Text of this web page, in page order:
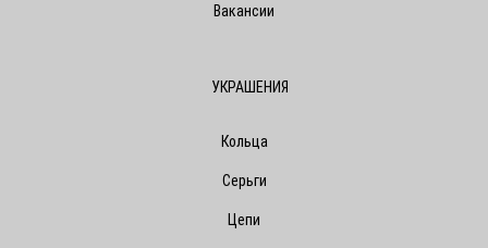
Вакансии
УКРАШЕНИЯ
Кольца
Серьги
Цепи